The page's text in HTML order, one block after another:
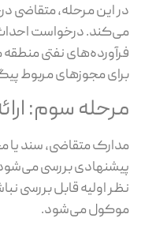
این مرحله، متقاضی
درخواست احداث
نفتی منطقه
مجوزهای مربوط
سوم: ارائه
متقاضی، سند یا
بررسی می‌شود.
اولیه قابل بررسی
می‌شود.